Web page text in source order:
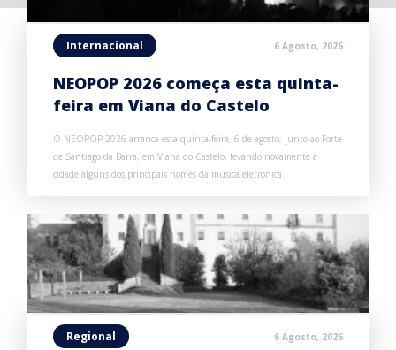
Internacional 6 Agosto, 2026
NEOPOP 2026 começa esta quinta-
feira em Viana do Castelo
O NEOPOP 2026 arranca esta quinta-feira, 6 de agosto, junto ao Forte
de Santiago da Barra, em Viana do Castelo, levando novamente à
cidade alguns dos principais nomes da música eletrónica.
Regional 6 Agosto, 2026